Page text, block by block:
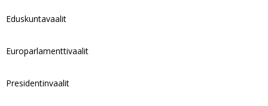
Eduskuntavaalit
Europarlamenttivaalit
Presidentinvaalit